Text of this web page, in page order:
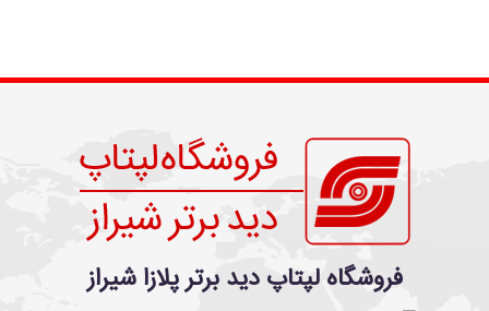
فروشگاه لپتاپ دید برتر پلازا شیراز